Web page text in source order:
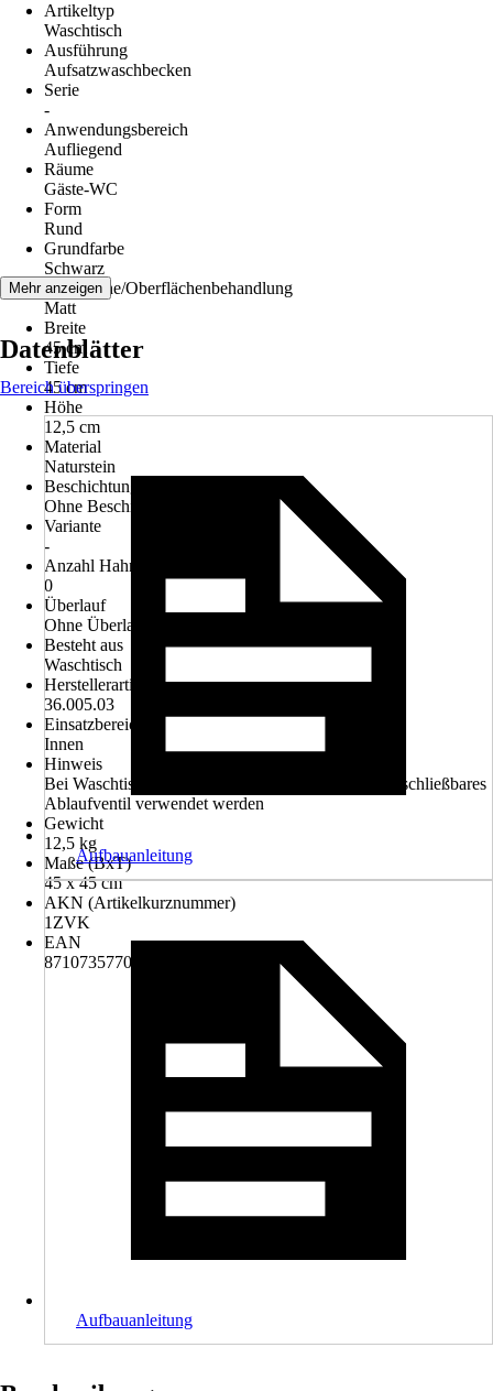
Artikeltyp
Waschtisch
Ausführung
Aufsatzwaschbecken
Serie
-
Anwendungsbereich
Aufliegend
Räume
Gäste-WC
Form
Rund
Grundfarbe
Schwarz
Oberfläche/Oberflächenbehandlung
Matt
Breite
45 cm
Tiefe
45 cm
Höhe
12,5 cm
Material
Naturstein
Beschichtung
Ohne Beschichtung
Variante
-
Anzahl Hahnlöcher
0
Überlauf
Ohne Überlauf
Besteht aus
Waschtisch
Herstellerartikelnummer
36.005.03
Einsatzbereich
Innen
Hinweis
Bei Waschtischen ohne Überlauf muss ein nicht verschließbares
Ablaufventil verwendet werden
Gewicht
12,5 kg
Maße (BxT)
45 x 45 cm
AKN (Artikelkurznummer)
1ZVK
EAN
8710735770124
Mehr anzeigen
Datenblätter
Bereich überspringen
Aufbauanleitung
Aufbauanleitung